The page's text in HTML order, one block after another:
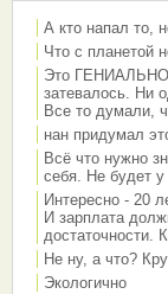
А кто напал то,
Что с планетой
Это ГЕНИАЛЬНО
затевалось. Ни
Все то думали,
нан придумал
Всё что нужно
себя. Не будет у
Интересно - 20
И зарплата
достаточности.
Не ну, а что?
Экологично